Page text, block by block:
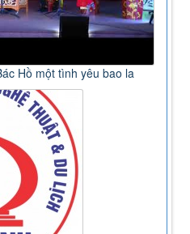
Hồ một tình yêu bao la